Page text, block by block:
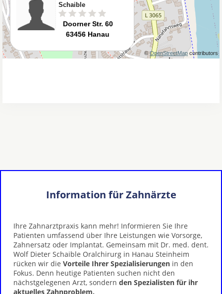
Information für Zahnärzte
Ihre Zahnarztpraxis kann mehr! Informieren Sie Ihre
Patienten umfassend über Ihre Leistungen wie Vorsorge,
Zahnersatz oder Implantat. Gemeinsam mit Dr. med. dent.
Wolf Dieter Schaible Oralchirurg in Hanau Steinheim
rücken wir die Vorteile Ihrer Spezialisierungen in den
Fokus. Denn heutige Patienten suchen nicht den
nächstgelegenen Arzt, sondern den Spezialisten für ihr
aktuelles Zahnproblem.